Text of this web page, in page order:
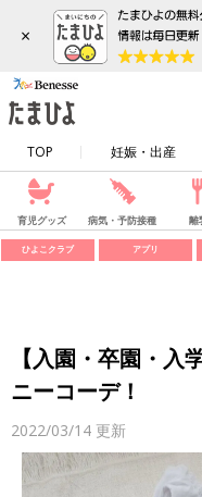
×
TOP 妊娠・出産
育児グッズ 病気・予防接種 離
ひよこクラブ アプリ
【入園・卒園・入
ニーコーデ！
2022/03/14 更新